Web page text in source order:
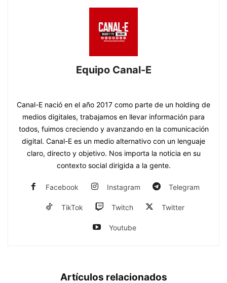
Equipo Canal-E
Canal-E nació en el año 2017 como parte de un holding de
medios digitales, trabajamos en llevar información para
todos, fuimos creciendo y avanzando en la comunicación
digital. Canal-E es un medio alternativo con un lenguaje
claro, directo y objetivo. Nos importa la noticia en su
contexto social dirigida a la gente.
Facebook Instagram Telegram
TikTok Twitch Twitter
Youtube
Artículos relacionados